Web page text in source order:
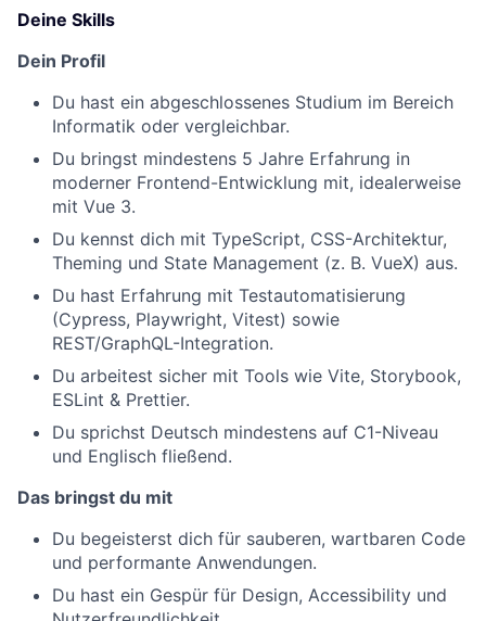
Deine Skills
Dein Profil
Du hast ein abgeschlossenes Studium im Bereich
Informatik oder vergleichbar.
Du bringst mindestens 5 Jahre Erfahrung in
moderner Frontend-Entwicklung mit, idealerweise
mit Vue 3.
Du kennst dich mit TypeScript, CSS-Architektur,
Theming und State Management (z. B. VueX) aus.
Du hast Erfahrung mit Testautomatisierung
(Cypress, Playwright, Vitest) sowie
REST/GraphQL-Integration.
Du arbeitest sicher mit Tools wie Vite, Storybook,
ESLint & Prettier.
Du sprichst Deutsch mindestens auf C1-Niveau
und Englisch fließend.
Das bringst du mit
Du begeisterst dich für sauberen, wartbaren Code
und performante Anwendungen.
Du hast ein Gespür für Design, Accessibility und